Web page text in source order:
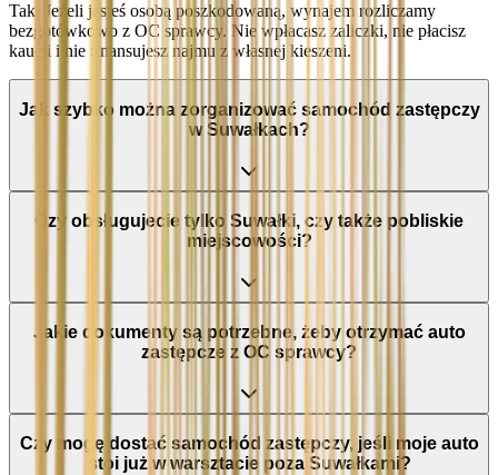
Tak. Jeżeli jesteś osobą poszkodowaną, wynajem rozliczamy
bezgotówkowo z OC sprawcy. Nie wpłacasz zaliczki, nie płacisz
kaucji i nie finansujesz najmu z własnej kieszeni.
Jak szybko można zorganizować samochód zastępczy
w Suwałkach?
Czy obsługujecie tylko Suwałki, czy także pobliskie
miejscowości?
Jakie dokumenty są potrzebne, żeby otrzymać auto
zastępcze z OC sprawcy?
Czy mogę dostać samochód zastępczy, jeśli moje auto
stoi już w warsztacie poza Suwałkami?